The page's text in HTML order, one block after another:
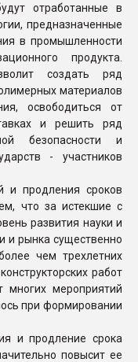
отработанные в
предназначенные
в промышленности
продукта.
создать ряд
материалов
освободиться от
и решить ряд
безопасности и
- участников
и продления сроков
что за истекшие с
развития науки и
и рынка существенно
чем трехлетних
работ
многих мероприятий
при формировании
и продление срока
повысит ее